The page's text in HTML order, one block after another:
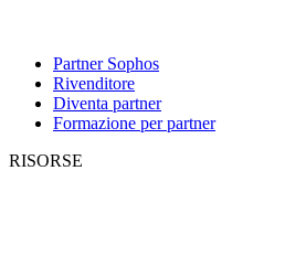
Partner Sophos
Rivenditore
Diventa partner
Formazione per partner
RISORSE